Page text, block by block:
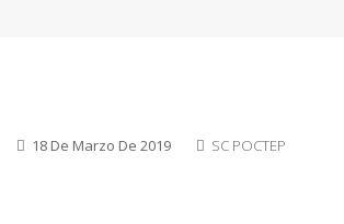
18 De Marzo De 2019 SC POCTEP